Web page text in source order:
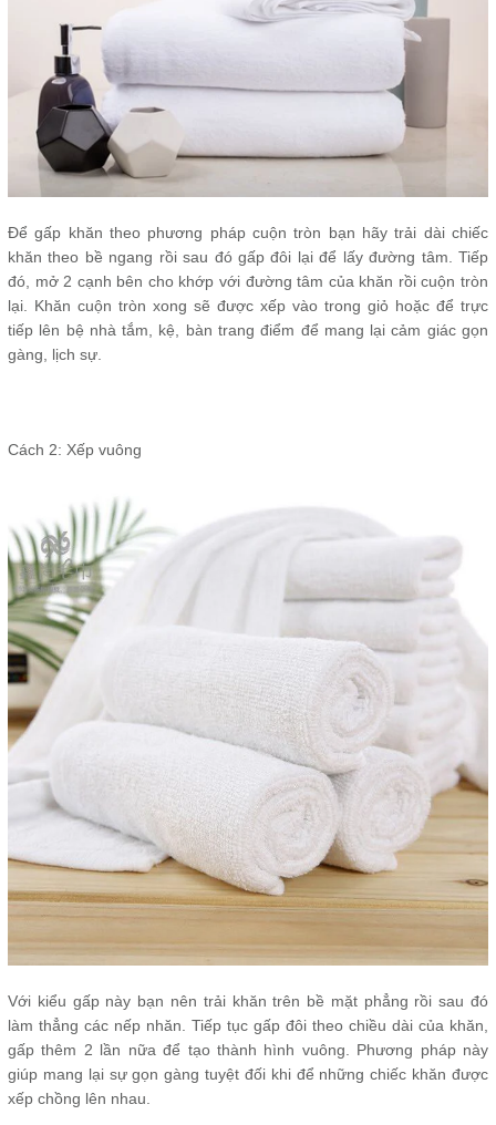
Để gấp khăn theo phương pháp cuộn tròn bạn hãy trải dài chiếc
khăn theo bề ngang rồi sau đó gấp đôi lại để lấy đường tâm. Tiếp
đó, mở 2 cạnh bên cho khớp với đường tâm của khăn rồi cuộn tròn
lại. Khăn cuộn tròn xong sẽ được xếp vào trong giỏ hoặc để trực
tiếp lên bệ nhà tắm, kệ, bàn trang điểm để mang lại cảm giác gọn
gàng, lịch sự.
Cách 2: Xếp vuông
Với kiểu gấp này bạn nên trải khăn trên bề mặt phẳng rồi sau đó
làm thẳng các nếp nhăn. Tiếp tục gấp đôi theo chiều dài của khăn,
gấp thêm 2 lần nữa để tạo thành hình vuông. Phương pháp này
giúp mang lại sự gọn gàng tuyệt đối khi để những chiếc khăn được
xếp chồng lên nhau.